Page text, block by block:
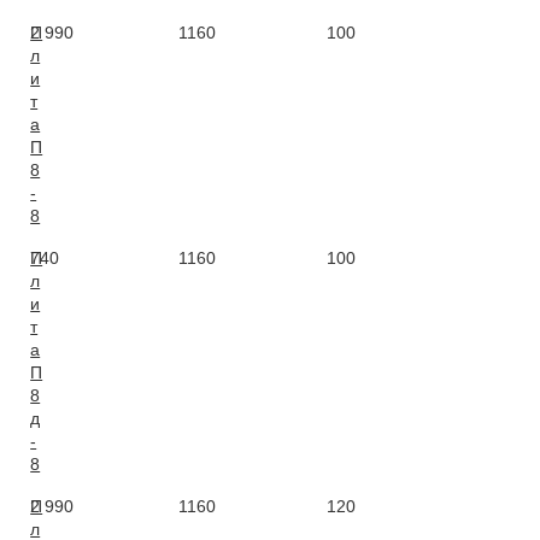
П
л
и
т
а
П
8
-
8
2 990 1160 100
П
л
и
т
а
П
8
д
-
8
740 1160 100
П
л
2 990 1160 120